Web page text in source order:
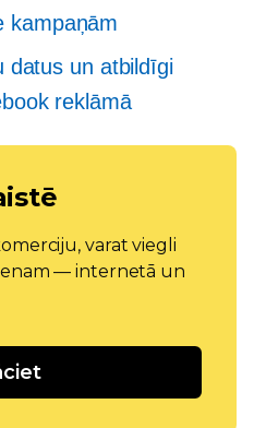
kampaņām
datus un atbildīgi
reklāmā
varat viegli
— internetā un